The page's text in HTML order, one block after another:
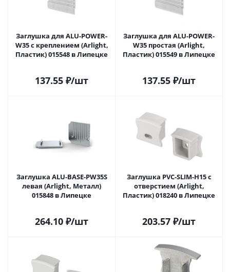
Заглушка для ALU-POWER-
W35 с креплением (Arlight,
Пластик) 015548 в Липецке
137.55 ₽/шт
Заглушка для ALU-POWER-
W35 простая (Arlight,
Пластик) 015549 в Липецке
137.55 ₽/шт
Заглушка ALU-BASE-PW35S
левая (Arlight, Металл)
015848 в Липецке
264.10 ₽/шт
Заглушка PVC-SLIM-H15 с
отверстием (Arlight,
Пластик) 018240 в Липецке
203.57 ₽/шт